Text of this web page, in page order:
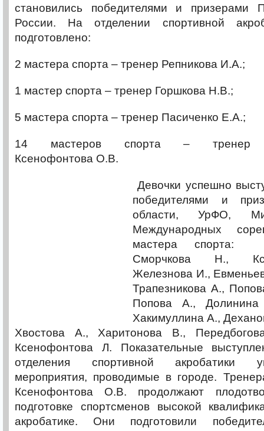
становились победителями и призерами
России. На отделении спортивной
подготовлено:
2 мастера спорта – тренер Репникова И.А.;
1 мастер спорта – тренер Горшкова Н.В.;
5 мастера спорта – тренер Пасиченко Е.А.;
14 мастеров спорта – тренер
Ксенофонтова О.В.
Девочки успешно
победителями и
области, УрФО,
Международных
мастера спорта:
Сморчкова Н.,
Железнова И.,
Трапезникова А.,
Попова А.,
Хакимуллина А.,
Хвостова А., Харитонова В.,
Ксенофонтова Л. Показательные
отделения спортивной акробатики
мероприятия, проводимые в городе.
Ксенофонтова О.В. продолжают
подготовке спортсменов высокой
акробатике. Они подготовили